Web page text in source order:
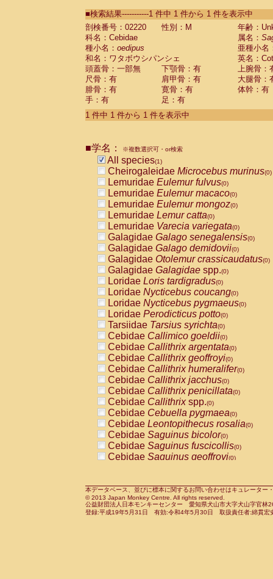
CebidaeSaguinus labiatus(0)
Cebidae Saguinus leucopus (0)
Cebidae
Cebidae
CebidaeSaguinus nigricollis (0)
Cebidae Saguinus oedipus
Cebidae Saguinus weddelli
Cebidae Saguinusspp.
Cebidae Aotus trivirgatus
Cebidae Cebus albifrons
CebidaeCebus nigrivittatus
CebidaeCebus
CebidaeSaimiri boliviensis(0)
CebidaeSaimiri sciureus(0)
AtelidaeAlouatta caraya(0)
AtelidaeAlouatta fusca(0)
AtelidaeAlouatta seniculus
AtelidaeAlouattaspp.(0)
AtelidaeAteles belzebuth(0)
AtelidaeAteles geoffroyi(0)
AtelidaeAteles paniscus(0)
AtelidaeAtelesspp.(0)
Atelidae Lagothrix lagothricha
AtelidaeLagothrix lagothricha cana
PitheciidaeCacajao calvus
PitheciidaeCallicebus cupreus
PitheciidaeCallicebus donacophilus
PitheciidaeCallicebus moloch
PitheciidaeCallicebus torquatus
PitheciidaeCallicebusspp.(0)
PitheciidaeChiropotes satanas(0)
PitheciidaePithecia monachus
PitheciidaePithecia pithecia(0)
CercopithecidaeCercocebus agilis
CercopithecidaeCercocebus
CercopithecidaeCercocebus
CercopithecidaeCercocebus
CercopithecidaeCercocebus
CercopithecidaeCercocebushybrid
CercopithecidaePapio anubis(0)
CercopithecidaePapio cynocephalus
CercopithecidaePapio hamadryas(0)
■検索結果-----------1 件中 1 件から 1 件を表示中
剖検番号：02220
性別：M
年齢：
科名：Cebidae
属名：
種小名： oedipus
亜種小名
和名：ワタボウシパンシェ
英名：
頭蓋骨：一部無
下顎骨：有
上腕骨：
尺骨：有
肩甲骨：有
大腿骨：
腓骨：有
寛骨：有
体幹：有
手：有
足：有
1 件中 1 件から 1 件を表示中
■学名： ※複数選択可・or検索
All species(1)
Cheirogaleidae Microcebus murinus(0)
Lemuridae Eulemur fulvus(0)
Lemuridae Eulemur macaco(0)
Lemuridae Eulemur mongoz(0)
Lemuridae Lemur catta(0)
Lemuridae Varecia variegata(0)
Galagidae Galago senegalensis(0)
Galagidae Galago demidovii(0)
Galagidae Otolemur crassicaudatus(0)
Galagidae Galagidae spp.(0)
Loridae Loris tardigradus(0)
Loridae Nycticebus coucang(0)
Loridae Nycticebus pygmaeus(0)
Loridae Perodicticus potto(0)
Tarsiidae Tarsius syrichta(0)
Cebidae Callimico goeldii(0)
Cebidae Callithrix argentata(0)
Cebidae Callithrix geoffroyi(0)
Cebidae Callithrix humeralifer(0)
Cebidae Callithrix jacchus(0)
Cebidae Callithrix penicillata(0)
Cebidae Callithrixspp.(0)
Cebidae Cebuella pygmaea(0)
Cebidae Leontopithecus rosalia(0)
Cebidae Saguinus bicolor(0)
Cebidae Saguinus fuscicollis(0)
Cebidae Saguinus geoffroyi(0)
CebidaeSaguinus leucopus(0)
CebidaeSaguinus midas(0)
Cebidae Saguinus mystax(0)
本データベース、並びに標本に関するお問い合わせはキュレータ
© 2013 Japan Monkey Centre. All rights reserved.
公益財団法人日本モンキーセンター 愛知県犬山市大字犬山字官
登録:平成19年5月31日 有効:令和4年5月30日 取扱責任者:綿貫宏